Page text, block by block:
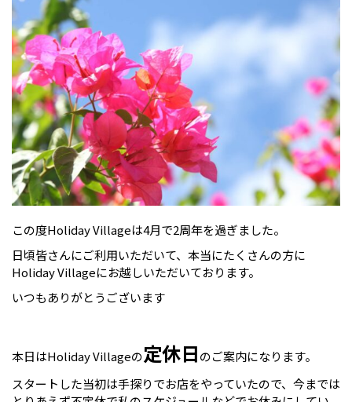
この度Holiday Villageは4月で2周年を過ぎました。
日頃皆さんにご利用いただいて、本当にたくさんの方に
Holiday Villageにお越しいただいております。
いつもありがとうございます
本日はHoliday Villageの定休日のご案内になります。
スタートした当初は手探りでお店をやっていたので、今までは